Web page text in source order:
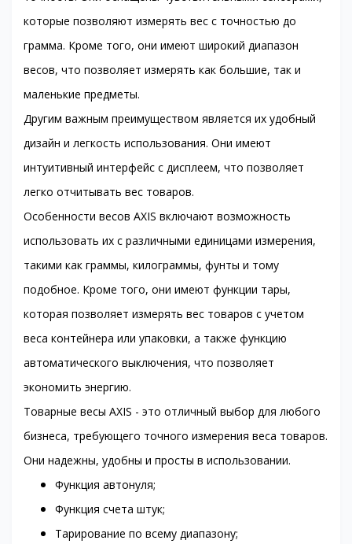
которые позволяют измерять вес с точностью до
грамма. Кроме того, они имеют широкий диапазон
весов, что позволяет измерять как большие, так и
маленькие предметы.
Другим важным преимуществом является их удобный
дизайн и легкость использования. Они имеют
интуитивный интерфейс с дисплеем, что позволяет
легко отчитывать вес товаров.
Особенности весов AXIS включают возможность
использовать их с различными единицами измерения,
такими как граммы, килограммы, фунты и тому
подобное. Кроме того, они имеют функции тары,
которая позволяет измерять вес товаров с учетом
веса контейнера или упаковки, а также функцию
автоматического выключения, что позволяет
экономить энергию.
Товарные весы AXIS - это отличный выбор для любого
бизнеса, требующего точного измерения веса товаров.
Они надежны, удобны и просты в использовании.
Функция автонуля;
Функция счета штук;
Тарирование по всему диапазону;